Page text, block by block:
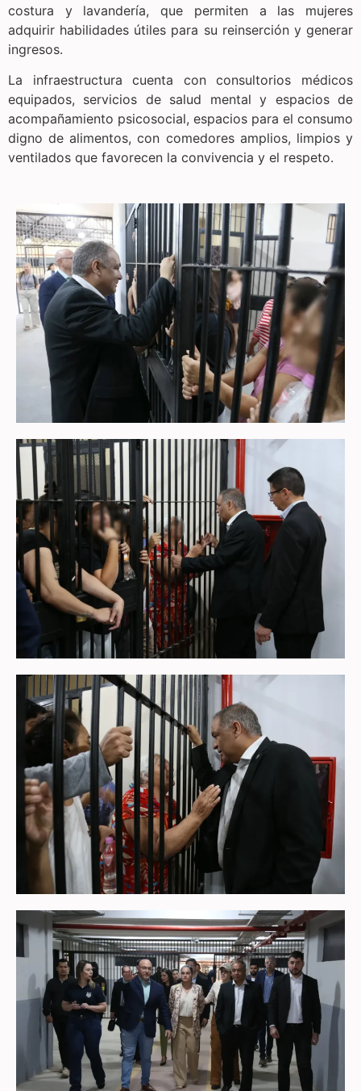
costura y lavandería, que permiten a las mujeres
adquirir habilidades útiles para su reinserción y generar
ingresos.
La infraestructura cuenta con consultorios médicos
equipados, servicios de salud mental y espacios de
acompañamiento psicosocial, espacios para el consumo
digno de alimentos, con comedores amplios, limpios y
ventilados que favorecen la convivencia y el respeto.